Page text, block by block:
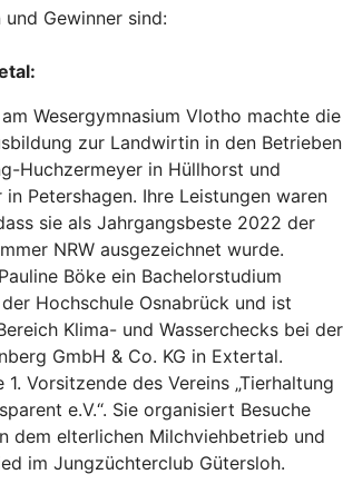
und Gewinner sind:
Wesergymnasium Vlotho machte die
zur Landwirtin in den Betrieben
Huchzermeyer in Hüllhorst und
Petershagen. Ihre Leistungen waren
sie als Jahrgangsbeste 2022 der
NRW ausgezeichnet wurde.
Böke ein Bachelorstudium
Hochschule Osnabrück und ist
Klima- und Wasserchecks bei der
GmbH & Co. KG in Extertal.
Vorsitzende des Vereins „Tierhaltung
e.V.“. Sie organisiert Besuche
dem elterlichen Milchviehbetrieb und
im Jungzüchterclub Gütersloh.